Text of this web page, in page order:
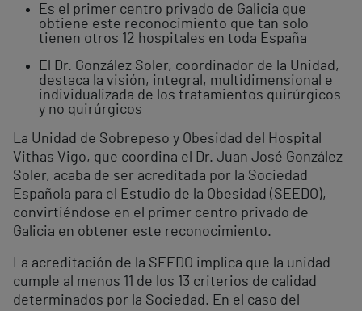
Es el primer centro privado de Galicia que
obtiene este reconocimiento que tan solo
tienen otros 12 hospitales en toda España
El Dr. González Soler, coordinador de la Unidad,
destaca la visión, integral, multidimensional e
individualizada de los tratamientos quirúrgicos
y no quirúrgicos
La Unidad de Sobrepeso y Obesidad del Hospital
Vithas Vigo, que coordina el Dr. Juan José González
Soler, acaba de ser acreditada por la Sociedad
Española para el Estudio de la Obesidad (SEEDO),
convirtiéndose en el primer centro privado de
Galicia en obtener este reconocimiento.
La acreditación de la SEEDO implica que la unidad
cumple al menos 11 de los 13 criterios de calidad
determinados por la Sociedad. En el caso del